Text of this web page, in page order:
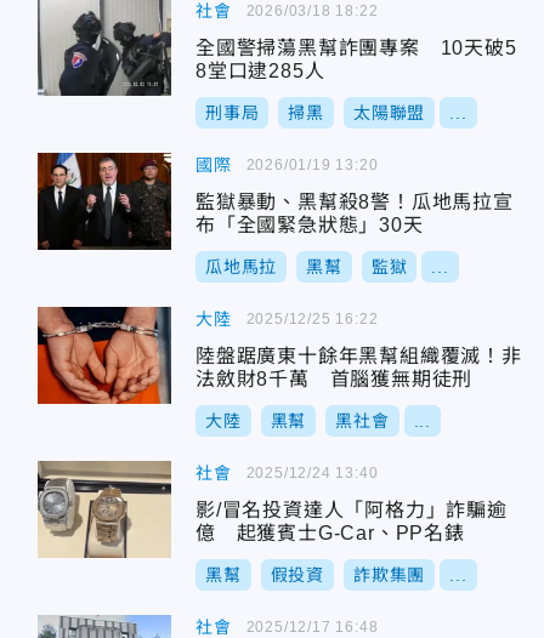
社會
全國警掃蕩黑幫詐團專案 10天破5
8堂口逮285人
刑事局 掃黑 太陽聯盟
2026/03/18 18:22
國際
監獄暴動、黑幫殺8警！瓜地馬拉宣
布「全國緊急狀態」30天
瓜地馬拉 黑幫 監獄
2026/01/19 13:20
大陸
陸盤踞廣東十餘年黑幫組織覆滅！非
法斂財8千萬 首腦獲無期徒刑
大陸 黑幫 黑社會
2025/12/25 16:22
社會
影/冒名投資達人「阿格力」詐騙逾
億 起獲賓士G-Car、PP名錶
黑幫 假投資 詐欺集團
2025/12/24 13:40
社會 2025/12/17 16:48